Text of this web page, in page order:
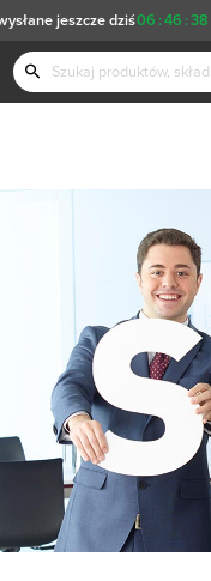
06 :46 :38
jeszcze dziś